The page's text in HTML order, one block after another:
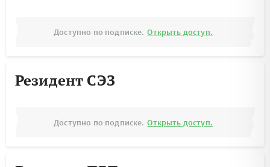
Доступно по подписке. Открыть доступ.
Резидент СЭЗ
Доступно по подписке. Открыть доступ.